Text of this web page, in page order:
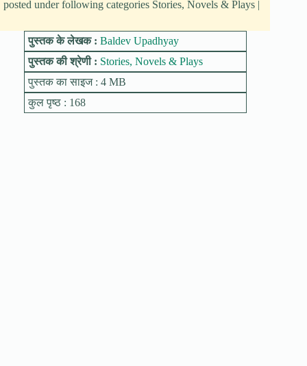
posted under following categories Stories, Novels & Plays |
पुस्तक के लेखक : Baldev Upadhyay
पुस्तक की श्रेणी : Stories, Novels & Plays
पुस्तक का साइज : 4 MB
कुल पृष्ठ : 168